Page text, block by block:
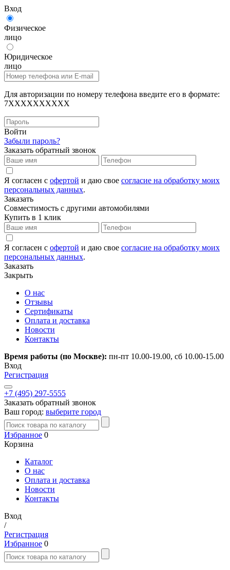
Вход
Физическое
лицо
Юридическое
лицо
Для авторизации по номеру телефона введите его в формате:
7XXXXXXXXXX
Войти
Забыли пароль?
Заказать обратный звонок
Я согласен с офертой и даю свое согласие на обработку моих
персональных данных.
Заказать
Совместимость с другими автомобилями
Купить в 1 клик
Я согласен с офертой и даю свое согласие на обработку моих
персональных данных.
Заказать
Закрыть
О нас
Отзывы
Сертификаты
Оплата и доставка
Новости
Контакты
Время работы (по Москве): пн-пт 10.00-19.00, сб 10.00-15.00
Вход
Регистрация
+7 (495) 297-5555
Заказать обратный звонок
Ваш город: выберите город
Избранное 0
Корзина
Каталог
О нас
Оплата и доставка
Новости
Контакты
Вход
/
Регистрация
Избранное 0